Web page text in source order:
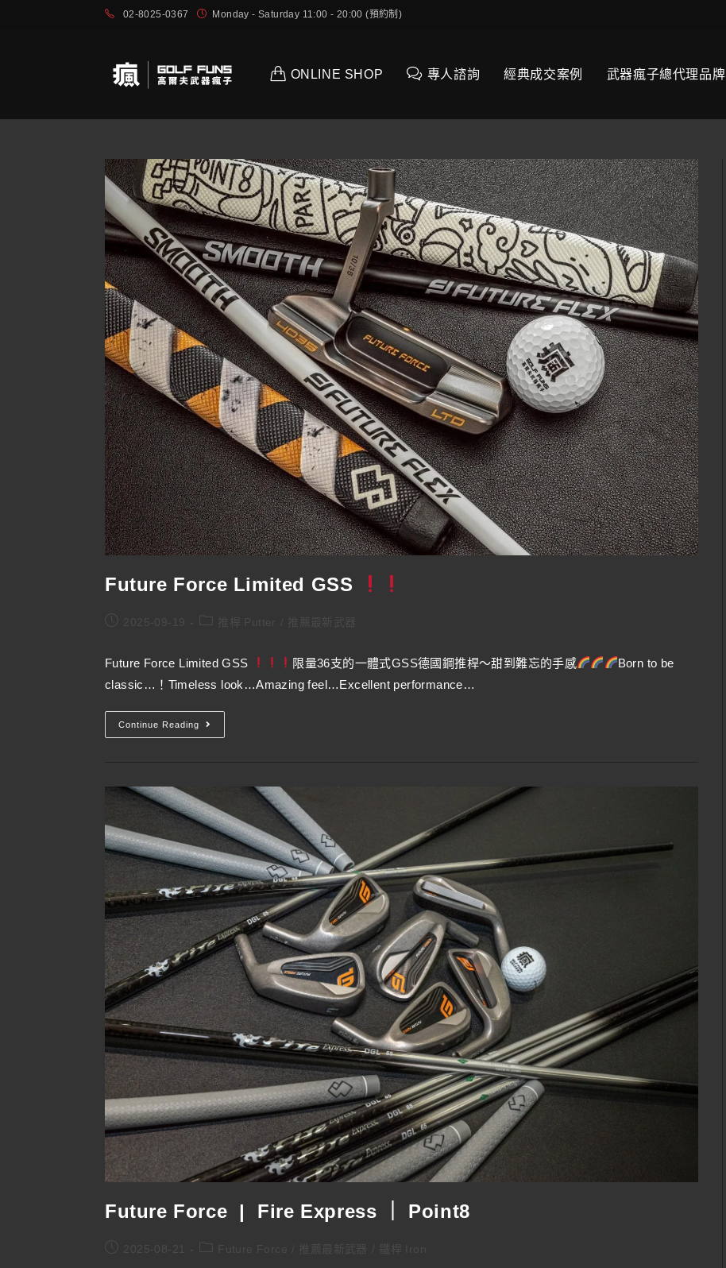
02-8025-0367 Monday - Saturday 11:00 - 20:00 (預約制)
ONLINE SHOP 專人諮詢 經典成交案例 武器瘋子總代理品牌
Future Force Limited GSS
2025-09-19
Future Force Limited GSS 限量36支的一體式GSS德國鋼推桿～甜到難忘的手感
Born to be
classic…！Timeless look…Amazing feel…Excellent performance…
Continue Reading
Future Force | Fire Express ｜ Point8
鐵桿 Iron